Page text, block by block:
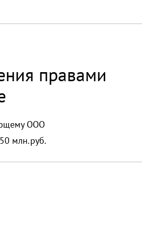
правами
ООО
млн.руб.